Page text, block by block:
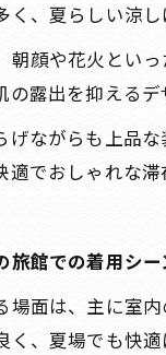
、夏らしい涼
朝顔や花火とい
露出を抑えるデ
げながらも上品
でおしゃれな滞
旅館での着用シー
場面は、主に室
、夏場でも快適